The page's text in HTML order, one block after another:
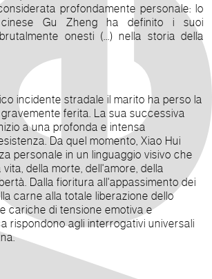
profondamente personale: lo
Gu Zheng ha definito i suoi
onesti (...) nella storia della
incidente stradale il marito ha perso la
ferita. La sua successiva
a una profonda e intensa
Da quel momento, Xiao Hui
personale in un linguaggio visivo che
della morte, dell'amore, della
Dalla fioritura all'appassimento dei
carne alla totale liberazione dello
cariche di tensione emotiva e
rispondono agli interrogativi universali